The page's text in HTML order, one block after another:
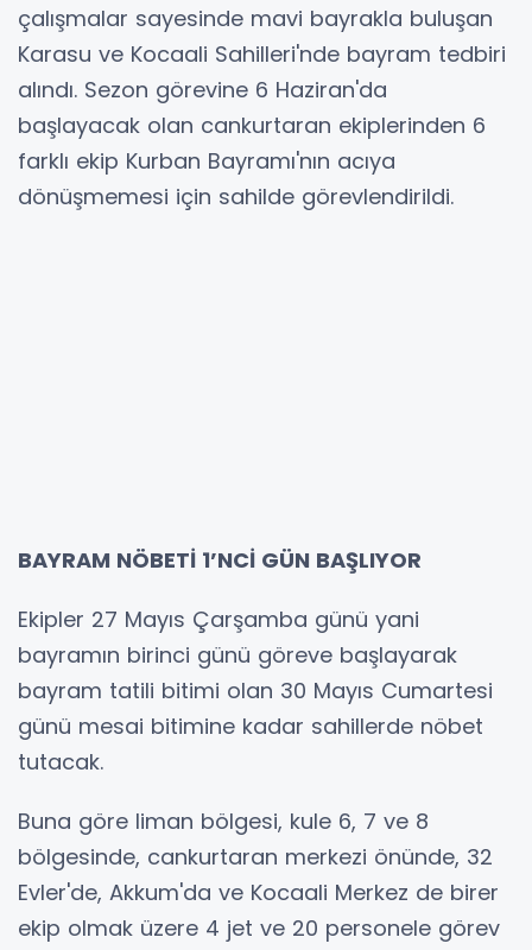
çalışmalar sayesinde mavi bayrakla buluşan
Karasu ve Kocaali Sahilleri'nde bayram tedbiri
alındı. Sezon görevine 6 Haziran'da
başlayacak olan cankurtaran ekiplerinden 6
farklı ekip Kurban Bayramı'nın acıya
dönüşmemesi için sahilde görevlendirildi.
BAYRAM NÖBETİ 1’NCİ GÜN BAŞLIYOR
Ekipler 27 Mayıs Çarşamba günü yani
bayramın birinci günü göreve başlayarak
bayram tatili bitimi olan 30 Mayıs Cumartesi
günü mesai bitimine kadar sahillerde nöbet
tutacak.
Buna göre liman bölgesi, kule 6, 7 ve 8
bölgesinde, cankurtaran merkezi önünde, 32
Evler'de, Akkum'da ve Kocaali Merkez de birer
ekip olmak üzere 4 jet ve 20 personele görev